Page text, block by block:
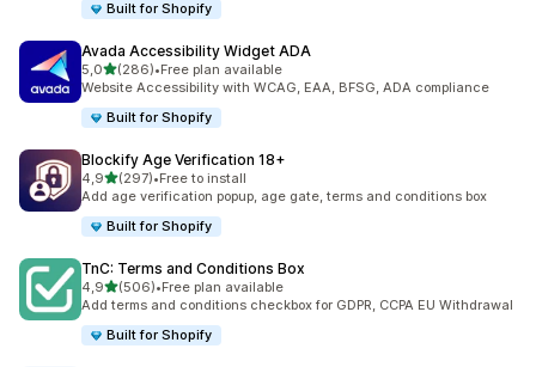
Built for Shopify
Avada Accessibility Widget ADA
5,0av 5 stjerner
(286)
Totalt 286 omtaler
•Free plan available
Website Accessibility with WCAG, EAA, BFSG, ADA compliance
Built for Shopify
Blockify Age Verification 18+
4,9av 5 stjerner
(297)
Totalt 297 omtaler
•Free to install
Add age verification popup, age gate, terms and conditions box
Built for Shopify
TnC: Terms and Conditions Box
4,9av 5 stjerner
(506)
Totalt 506 omtaler
•Free plan available
Add terms and conditions checkbox for GDPR, CCPA EU Withdrawal
Built for Shopify